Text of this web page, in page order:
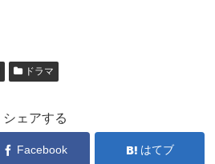
ドラマ
シェアする
Facebook はてブ